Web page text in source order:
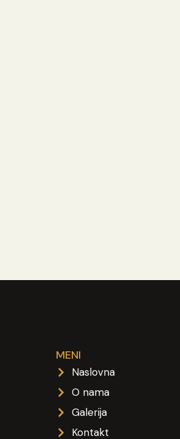
MENI
Naslovna
O nama
Galerija
Kontakt